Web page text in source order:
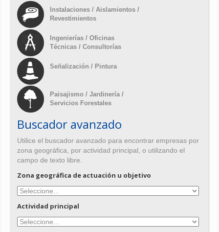
Instalaciones / Aislamientos /
Revestimientos
Ingenierías / Oficinas
Técnicas / Consultorías
Señalización / Pintura
Paisajismo / Jardinería /
Servicios Forestales
Buscador avanzado
Utilice el buscador avanzado para encontrar empresas por
zona geográfica, por actividad principal, o utilizando el
campo de texto libre.
Zona geográfica de actuación u objetivo
Actividad principal